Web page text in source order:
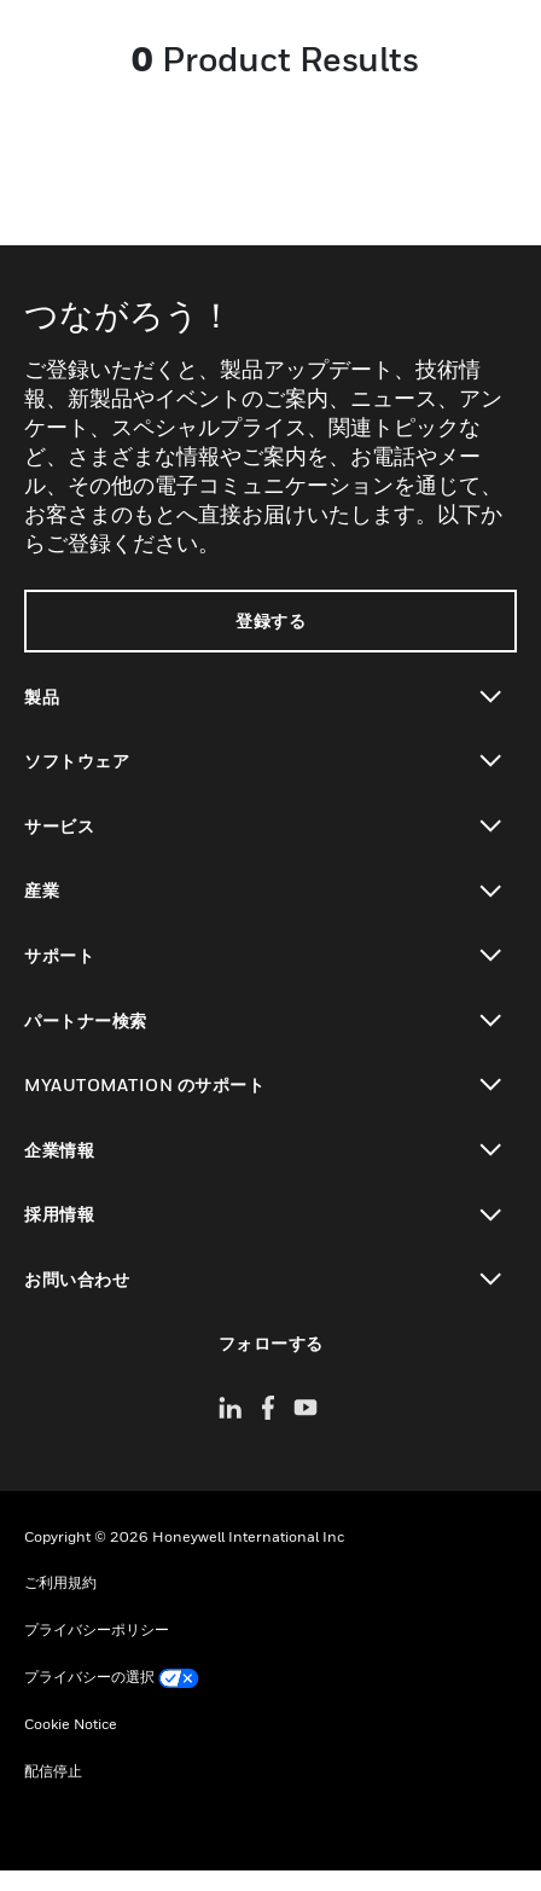
0 Product Results
つながろう！
ご登録いただくと、製品アップデート、技術情
報、新製品やイベントのご案内、ニュース、アン
ケート、スペシャルプライス、関連トピックな
ど、さまざまな情報やご案内を、お電話やメー
ル、その他の電子コミュニケーションを通じて、
お客さまのもとへ直接お届けいたします。以下か
らご登録ください。
登録する
製品
ソフトウェア
サービス
産業
サポート
パートナー検索
MYAUTOMATION のサポート
企業情報
採用情報
お問い合わせ
フォローする
Copyright © 2026 Honeywell International Inc
ご利用規約
プライバシーポリシー
プライバシーの選択
Cookie Notice
配信停止